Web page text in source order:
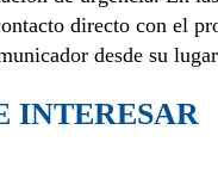
directo con el
desde su
INTERESAR